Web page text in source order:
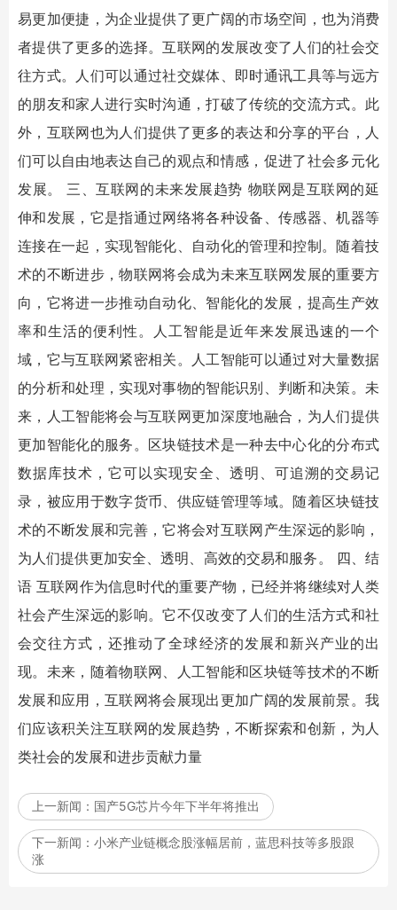
易更加便捷，为企业提供了更广阔的市场空间，也为消费
者提供了更多的选择。互联网的发展改变了人们的社会交
往方式。人们可以通过社交媒体、即时通讯工具等与远方
的朋友和家人进行实时沟通，打破了传统的交流方式。此
外，互联网也为人们提供了更多的表达和分享的平台，人
们可以自由地表达自己的观点和情感，促进了社会多元化
发展。 三、互联网的未来发展趋势 物联网是互联网的延
伸和发展，它是指通过网络将各种设备、传感器、机器等
连接在一起，实现智能化、自动化的管理和控制。随着技
术的不断进步，物联网将会成为未来互联网发展的重要方
向，它将进一步推动自动化、智能化的发展，提高生产效
率和生活的便利性。人工智能是近年来发展迅速的一个
域，它与互联网紧密相关。人工智能可以通过对大量数据
的分析和处理，实现对事物的智能识别、判断和决策。未
来，人工智能将会与互联网更加深度地融合，为人们提供
更加智能化的服务。区块链技术是一种去中心化的分布式
数据库技术，它可以实现安全、透明、可追溯的交易记
录，被应用于数字货币、供应链管理等域。随着区块链技
术的不断发展和完善，它将会对互联网产生深远的影响，
为人们提供更加安全、透明、高效的交易和服务。 四、结
语 互联网作为信息时代的重要产物，已经并将继续对人类
社会产生深远的影响。它不仅改变了人们的生活方式和社
会交往方式，还推动了全球经济的发展和新兴产业的出
现。未来，随着物联网、人工智能和区块链等技术的不断
发展和应用，互联网将会展现出更加广阔的发展前景。我
们应该积关注互联网的发展趋势，不断探索和创新，为人
类社会的发展和进步贡献力量
上一新闻： 国产5G芯片今年下半年将推出
下一新闻： 小米产业链概念股涨幅居前，蓝思科技等多股跟
涨